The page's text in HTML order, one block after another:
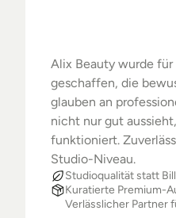
Alix Beauty wurde
geschaffen, die
glauben an
nicht nur gut
funktioniert.
Studio-Niveau.
Studioqualität statt
Kuratierte Premium-
Verlässlicher Partner